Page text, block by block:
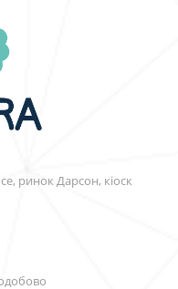
ринок Дарсон, кіоск